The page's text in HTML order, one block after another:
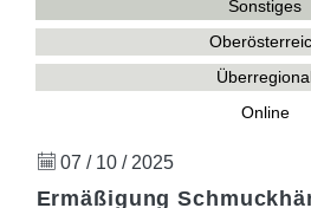
Sonstiges
Online
07 / 10 / 2025
Ermäßigung